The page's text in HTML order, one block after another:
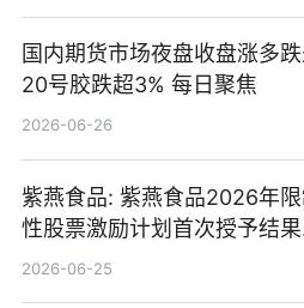
国内期货市场夜盘收盘涨多
20号胶跌超3% 每日聚焦
2026-06-26
紫燕食品: 紫燕食品2026年限
性股票激励计划首次授予结果
告-微资讯
2026-06-25